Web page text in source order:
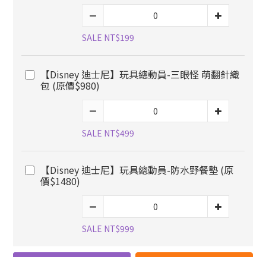
SALE NT$199
【Disney 迪士尼】玩具總動員-三眼怪 萌翻針織
包 (原價$980)
SALE NT$499
【Disney 迪士尼】玩具總動員-防水野餐墊 (原
價$1480)
SALE NT$999